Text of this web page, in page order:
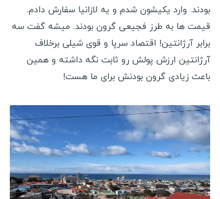
بودند. وارد یکیشون شدم و یه لازانیا سفارش دادم.
قیمت ها به طرز فجیعی گرون بودند. میشه گفت سه
برابر آرژانتین! اقتصاد سرپا و قوی شیلی برخلاف
آرژانتین ارزش پولش رو ثابت نگه داشته و همین
باعث زیادی گرون بودنش برای ما هست!